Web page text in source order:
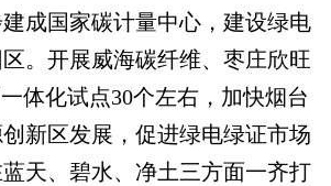
成国家碳计量中心，建设绿电
。开展威海碳纤维、枣庄欣旺
体化试点30个左右，加快烟台
新区发展，促进绿电绿证市场
天、碧水、净土三方面一齐打